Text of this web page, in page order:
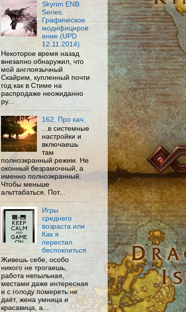
Skyrim ENB
Series.
Графическое
модифициров
ание (UPD
12.11.2014)
Некоторое время назад
внезапно обнаружил, что
мой англоязычный
Скайрим, купленный почти
год как в Стиме на
распродаже неожиданно
ру...
162. Про кач
...в системные
настройки и
включаешь
там
полноэкранный режим. Не
оконный безрамочный, а
именно полноэкранный.
Чтобы меньше
альттабаться. Пот...
Игры
среднего
возраста или
Как я
перестал
беспокоиться
Живешь себе, особо
никого не трогаешь,
работа непыльная,
местами даже интересная
и с голоду помереть не
даёт, жена умница и
красавица, а...